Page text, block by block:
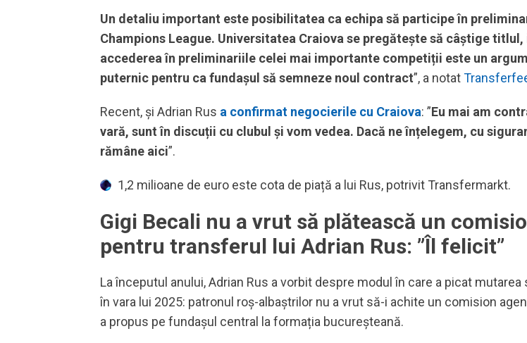
Un detaliu important este posibilitatea ca echipa să participe în
Champions League. Universitatea Craiova se pregătește să câștige titlul,
accederea în preliminariile celei mai importante competiții este un
puternic pentru ca fundașul să semneze noul contract”, a notat
Recent, și Adrian Rus a confirmat negocierile cu Craiova: ”Eu mai am
vară, sunt în discuții cu clubul și vom vedea. Dacă ne înțelegem, cu
rămâne aici”.
1,2 milioane de euro este cota de piață a lui Rus, potrivit Transfermarkt.
Gigi Becali nu a vrut să plătească un
pentru transferul lui Adrian Rus: ”Îl felicit”
La începutul anului, Adrian Rus a vorbit despre modul în care a picat mutarea
în vara lui 2025: patronul roș-albaștrilor nu a vrut să-i achite un comision
a propus pe fundașul central la formația bucureșteană.